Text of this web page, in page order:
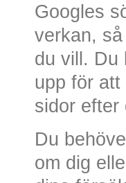
Googles
verkan,
du vill. Du
upp för
sidor efter
Du
om dig